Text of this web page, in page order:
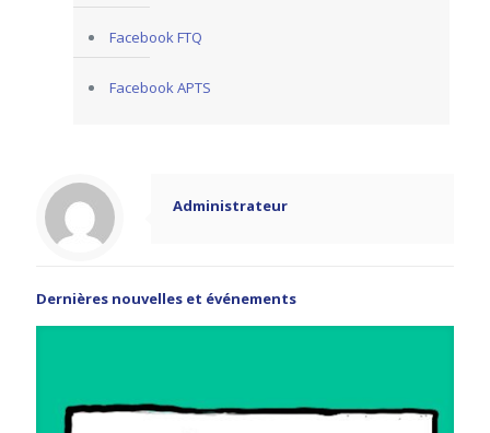
Facebook FTQ
Facebook APTS
Administrateur
Dernières nouvelles et événements